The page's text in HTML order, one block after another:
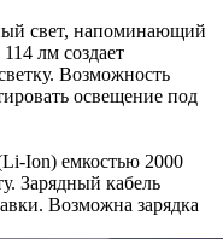
свет, напоминающий
лм создает
Возможность
освещение под
Ion) емкостью 2000
Зарядный кабель
Возможна зарядка